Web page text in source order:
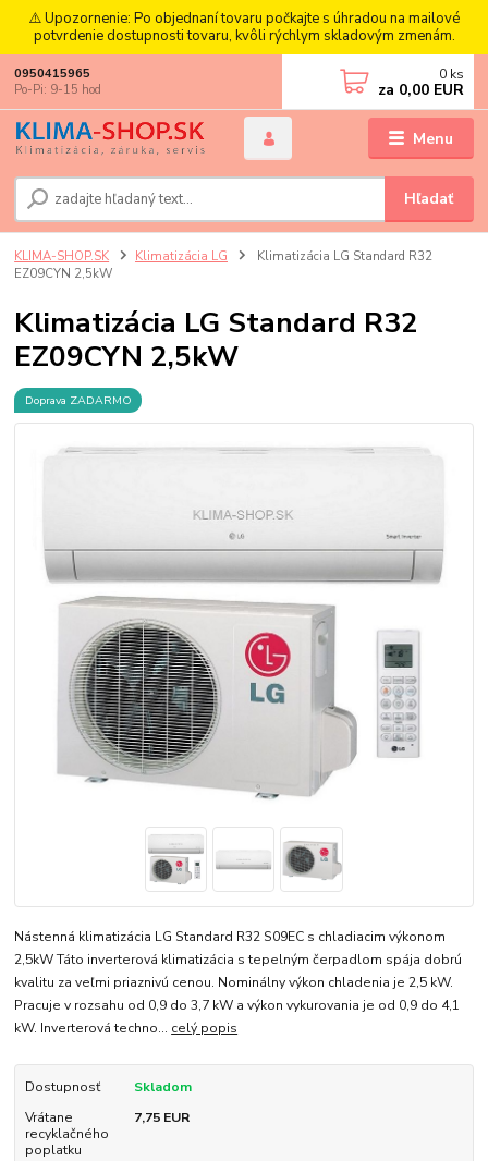
⚠️ Upozornenie: Po objednaní tovaru počkajte s úhradou na mailové
potvrdenie dostupnosti tovaru, kvôli rýchlym skladovým zmenám.
Menu
Hľadať
0950415965
Po-Pi: 9-15 hod
0 ks
za 0,00 EUR
KLIMA-SHOP.SK Klimatizácia LG
Klimatizácia LG Standard R32
EZ09CYN 2,5kW
Klimatizácia LG Standard R32
EZ09CYN 2,5kW
Doprava ZADARMO
Nástenná klimatizácia LG Standard R32 S09EC s chladiacim výkonom
2,5kW Táto inverterová klimatizácia s tepelným čerpadlom spája dobrú
kvalitu za veľmi priaznivú cenou. Nominálny výkon chladenia je 2,5 kW.
Pracuje v rozsahu od 0,9 do 3,7 kW a výkon vykurovania je od 0,9 do 4,1
kW. Inverterová techno... celý popis
Dostupnosť
Skladom
Vrátane
recyklačného
poplatku
7,75 EUR